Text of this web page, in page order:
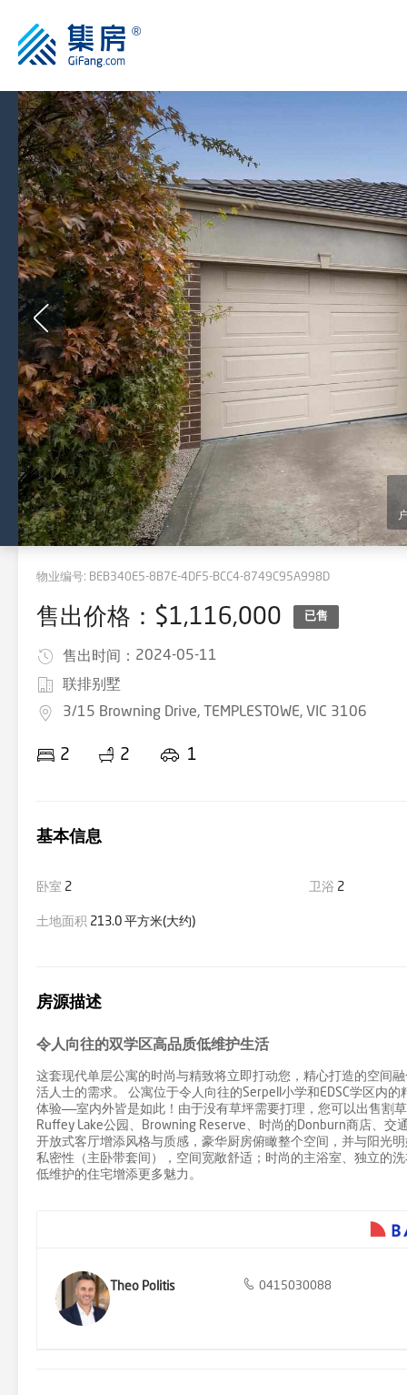
物业编号: BEB340E5-8B7E-4DF5-BCC4-8749C95A998D
售出价格：$1,116,000 已售
售出时间： 2024-05-11
联排别墅
3/15 Browning Drive, TEMPLESTOWE, VIC 3106
2 2 1
基本信息
卧室 2 卫浴 2
土地面积 213.0 平方米(大约)
房源描述
令人向往的双学区高品质低维护生活
这套现代单层公寓的时尚与精致将立即打动您，精心打造的空间
活人士的需求。 公寓位于令人向往的Serpell小学和EDSC学区内
体验——室内外皆是如此！由于没有草坪需要打理，您可以出售割
Ruffey Lake公园、Browning Reserve、时尚的Donburn商店、
开放式客厅增添风格与质感，豪华厨房俯瞰整个空间，并与阳光
私密性（主卧带套间），空间宽敞舒适；时尚的主浴室、独立的
低维护的住宅增添更多魅力。
Theo Politis 0415030088